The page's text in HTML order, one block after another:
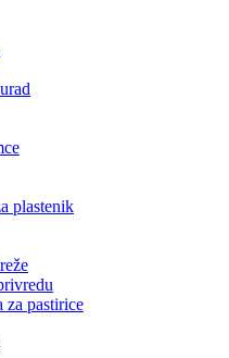
plastenik
za pastirice